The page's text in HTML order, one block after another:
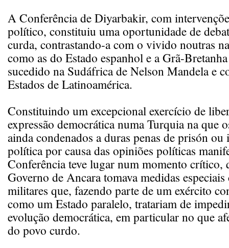
A Conferência de Diyarbakir, com
político, constituiu uma oportunidade de
curda, contrastando-a com o vivido noutras
como as do Estado espanhol e a Grã-
sucedido na Sudáfrica de Nelson Mandela e
Estados de Latinoamérica.
Constituindo um excepcional exercício de
expressão democrática numa Turquia na que
ainda condenados a duras penas de prisón
política por causa das opiniões políticas
Conferência teve lugar num momento crítico,
Governo de Ancara tomava medidas
militares que, fazendo parte de um exército
como um Estado paralelo, tratariam de
evolução democrática, em particular no que
do povo curdo.